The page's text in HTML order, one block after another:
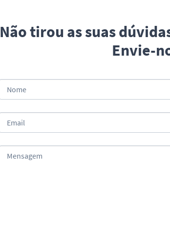
Não tirou as suas
Envie-
Nome
Email
Mensagem